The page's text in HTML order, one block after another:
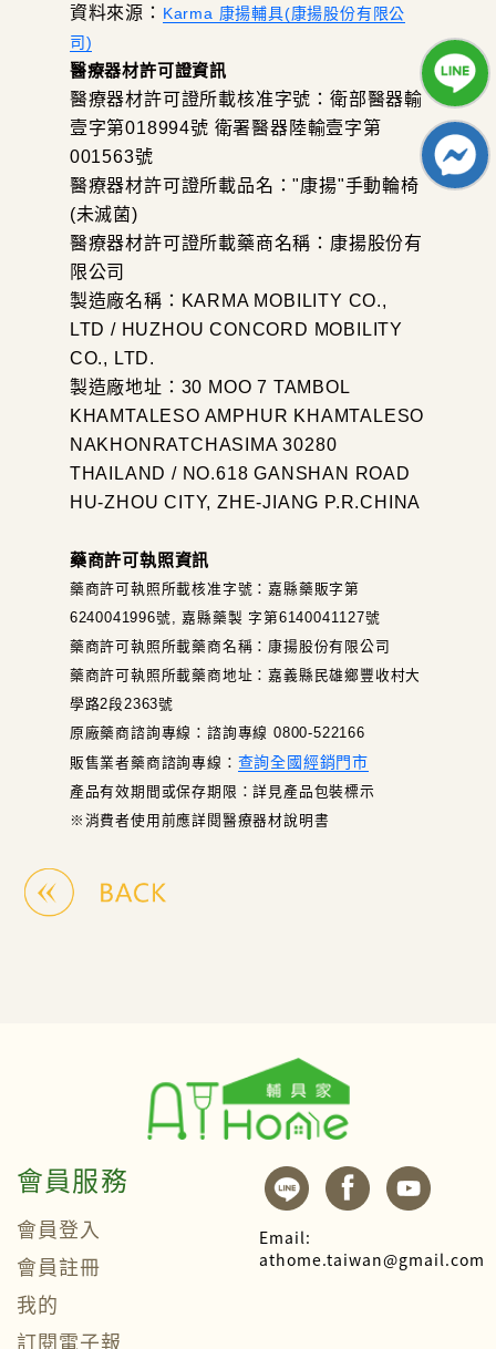
資料來源： Karma 康揚輔具(康揚股份有限公
司)
醫療器材許可證資訊
醫療器材許可證所載核准字號：衛部醫器輸
壹字第018994號 衛署醫器陸輸壹字第
001563號
醫療器材許可證所載品名："康揚"手動輪椅
(未滅菌)
醫療器材許可證所載藥商名稱：康揚股份有
限公司
製造廠名稱：KARMA MOBILITY CO.,
LTD / HUZHOU CONCORD MOBILITY
CO., LTD.
製造廠地址：30 MOO 7 TAMBOL
KHAMTALESO AMPHUR KHAMTALESO
NAKHONRATCHASIMA 30280
THAILAND / NO.618 GANSHAN ROAD
HU-ZHOU CITY, ZHE-JIANG P.R.CHINA
藥商許可執照資訊
藥商許可執照所載核准字號：嘉縣藥販字第
6240041996號, 嘉縣藥製 字第6140041127號
藥商許可執照所載藥商名稱：康揚股份有限公司
藥商許可執照所載藥商地址：嘉義縣民雄鄉豐收村大
學路2段2363號
原廠藥商諮詢專線：諮詢專線 0800-522166
販售業者藥商諮詢專線： 查詢全國經銷門市
產品有效期間或保存期限：詳見產品包裝標示
※消費者使用前應詳閱醫療器材說明書
會員服務
會員登入
會員註冊
我的
訂閱電子報
Email:
athome.taiwan@gmail.com